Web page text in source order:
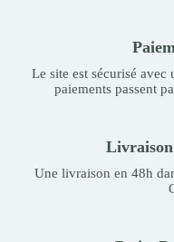
Le site est sécurisé
paiements passent
Une livraison en 48h